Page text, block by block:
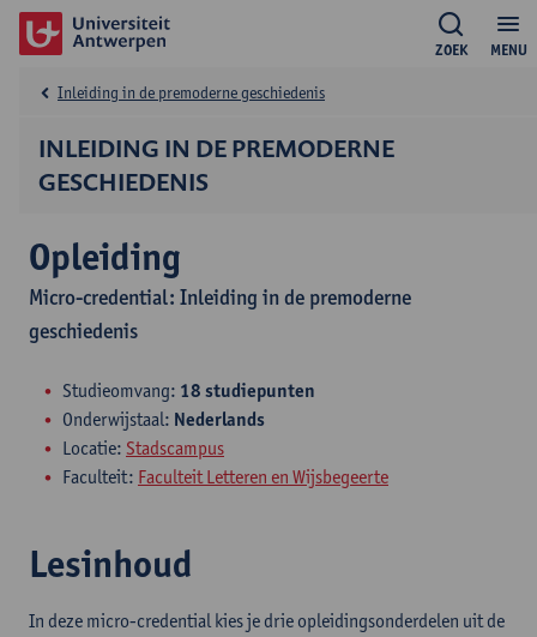
MENU
ZOEK
INLEIDING IN DE PREMODERNE
GESCHIEDENIS
Inleiding in de premoderne geschiedenis
Opleiding
Micro-credential: Inleiding in de premoderne
geschiedenis
Studieomvang: 18 studiepunten
Onderwijstaal: Nederlands
Locatie: Stadscampus
Faculteit: Faculteit Letteren en Wijsbegeerte
Lesinhoud
In deze micro-credential kies je drie opleidingsonderdelen uit de